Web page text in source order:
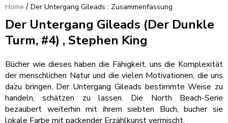
Home / Der Untergang Gileads : Zusammenfassung
Der Untergang Gileads (Der Dunkle
Turm, #4) , Stephen King
Bücher wie dieses haben die Fähigkeit, uns die Komplexität
der menschlichen Natur und die vielen Motivationen, die uns
dazu bringen, Der Untergang Gileads bestimmte Weise zu
handeln, schätzen zu lassen. Die North Beach-Serie
bezaubert weiterhin mit ihrem siebten Buch, bucher sie
lokale Farbe mit packender Erzählkunst vermischt.